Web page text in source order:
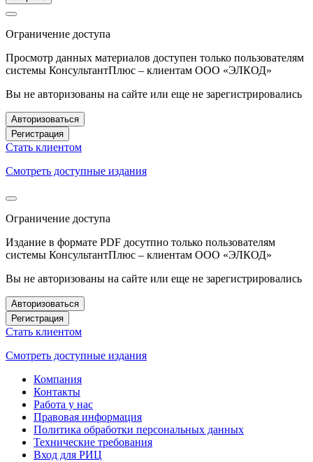
Ограничение доступа
Просмотр данных материалов доступен только пользователям
системы КонсультантПлюс – клиентам ООО «ЭЛКОД»
Вы не авторизованы на сайте или еще не зарегистрировались
Авторизоваться
Регистрация
Стать клиентом
Смотреть доступные издания
Ограничение доступа
Издание в формате PDF досутпно только пользователям
системы КонсультантПлюс – клиентам ООО «ЭЛКОД»
Вы не авторизованы на сайте или еще не зарегистрировались
Авторизоваться
Регистрация
Стать клиентом
Смотреть доступные издания
Компания
Контакты
Работа у нас
Правовая информация
Политика обработки персональных данных
Технические требования
Вход для РИЦ